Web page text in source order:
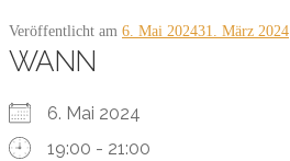
Veröffentlicht am 6. Mai 202431. März 2024
WANN
6. Mai 2024
19:00 - 21:00